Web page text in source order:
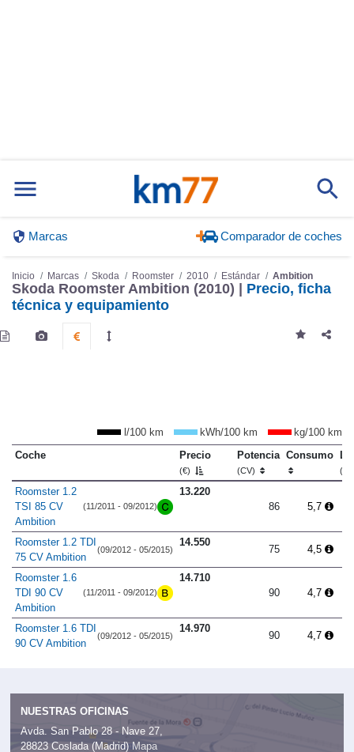
Marcas Comparador de coches
Inicio Marcas Skoda Roomster 2010 Estándar Ambition
Skoda Roomster Ambition (2010) | Precio, ficha
técnica y equipamiento
l/100 km kWh/100 km
kg/100 km
Coche
Precio
(€)
Potencia
(CV)
Consumo
Roomster 1.2
TSI 85 CV
Ambition
(11/2011 - 09/2012)
13.220
86
5,7
Roomster 1.2 TDI
75 CV Ambition
(09/2012 - 05/2015)
14.550
75 4,5
Roomster 1.6
TDI 90 CV
Ambition
(11/2011 - 09/2012)
14.710
90
4,7
Roomster 1.6 TDI
90 CV Ambition
(09/2012 - 05/2015)
14.970
90 4,7
NUESTRAS OFICINAS
Avda. San Pablo 28 - Nave 27,
28823 Coslada (Madrid) Mapa